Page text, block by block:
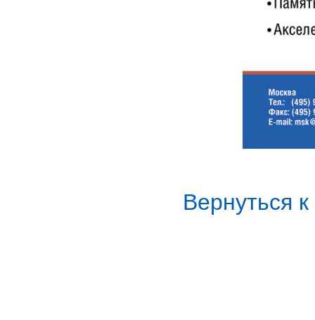
Вернуться